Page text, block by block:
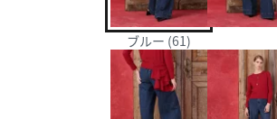
ブルー (61)